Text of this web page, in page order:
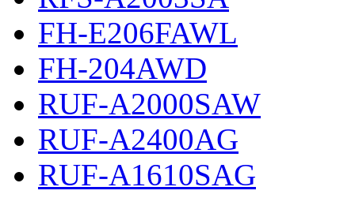
FH-E206FAWL
FH-204AWD
RUF-A2000SAW
RUF-A2400AG
RUF-A1610SAG